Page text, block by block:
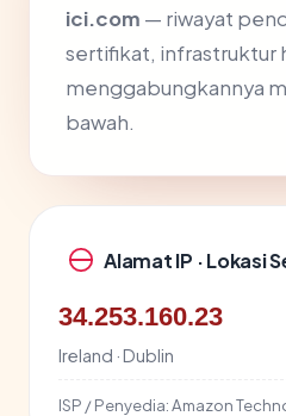
ici.com — riwayat
sertifikat, infrastruktur
menggabungkannya
bawah.
Alamat IP · Lokasi
34.253.160.23
Ireland · Dublin
ISP / Penyedia:Amazon